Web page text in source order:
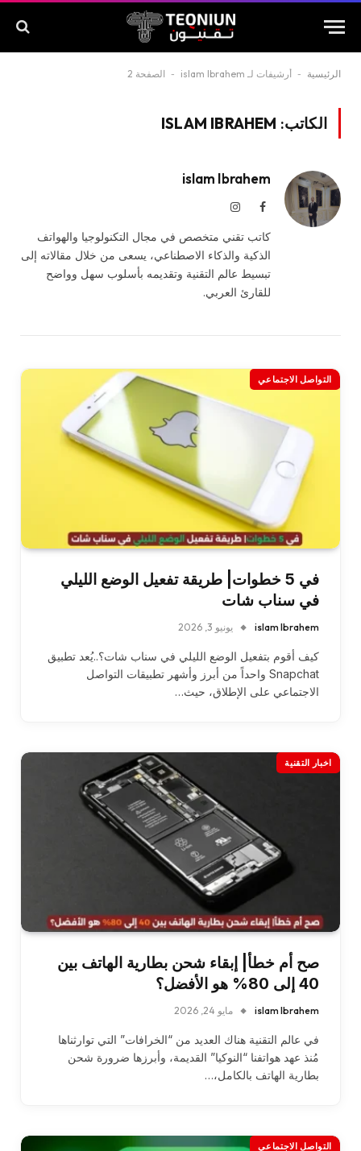
الرئيسية - أرشيفات لـ islam Ibrahem - الصفحة 2
الكاتب: ISLAM IBRAHEM
islam Ibrahem
فيسبوكالانستغرام
كاتب تقني متخصص في مجال التكنولوجيا والهواتف
الذكية والذكاء الاصطناعي، يسعى من خلال مقالاته إلى
تبسيط عالم التقنية وتقديمه بأسلوب سهل وواضح
للقارئ العربي.
التواصل الاجتماعي
في 5 خطوات| طريقة تفعيل الوضع الليلي
في سناب شات
islam Ibrahem يونيو 3, 2026
كيف أقوم بتفعيل الوضع الليلي في سناب شات؟..يُعد تطبيق
Snapchat واحداً من أبرز وأشهر تطبيقات التواصل
الاجتماعي على الإطلاق، حيث…
اخبار التقنية
صح أم خطأ| إبقاء شحن بطارية الهاتف بين
40 إلى 80% هو الأفضل؟
islam Ibrahem مايو 24, 2026
في عالم التقنية هناك العديد من “الخرافات” التي توارثناها
مُنذ عهد هواتفنا “النوكيا” القديمة، وأبرزها ضرورة شحن
بطارية الهاتف بالكامل،…
التواصل الاجتماعي